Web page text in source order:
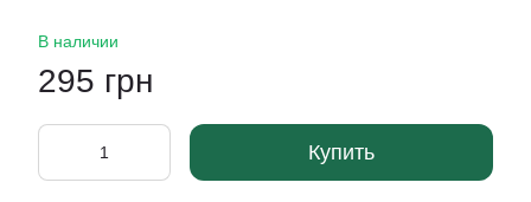
В наличии
295 грн
Купить